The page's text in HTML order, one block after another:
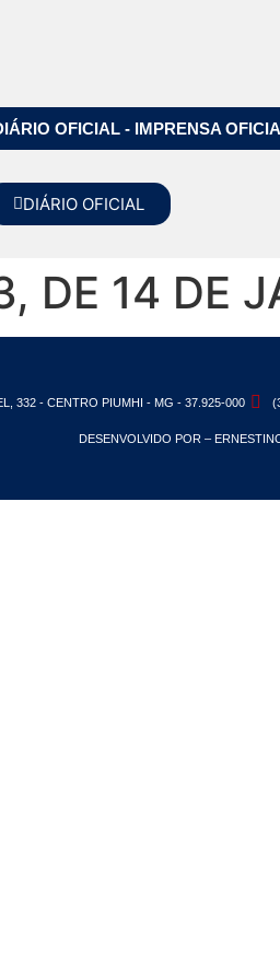
OFICIAL - IMPRENSA
DIÁRIO OFICIAL
DE 14 DE
332 - CENTRO PIUMHI - MG - 37.925-000
DESENVOLVIDO POR –